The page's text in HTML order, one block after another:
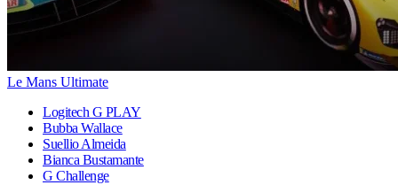
Le Mans Ultimate
Logitech G PLAY
Bubba Wallace
Suellio Almeida
Bianca Bustamante
G Challenge